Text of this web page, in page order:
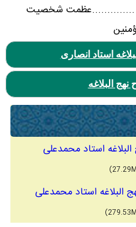
..............عظمت شخصیت
استاد انصاری
البلاغه
استاد محمدعلی
البلاغه استاد محمدعلی